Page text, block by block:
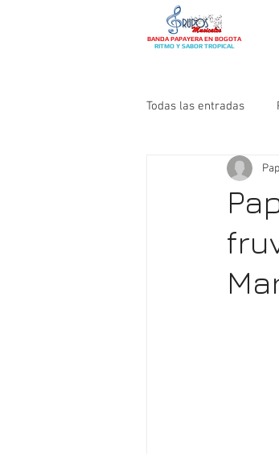
BANDA PAPAYERA EN BOGOTA
RITMO Y SABOR TROPICAL
Todas las entradas